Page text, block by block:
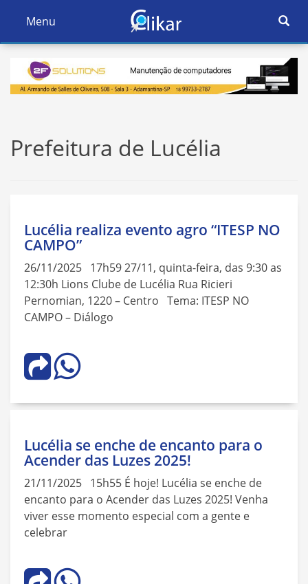
Ativar
Navegação
Menu
Ativar
Prefeitura de Lucélia
Lucélia realiza evento agro “ITESP NO
CAMPO”
26/11/2025 17h59 27/11, quinta-feira, das 9:30 as
12:30h Lions Clube de Lucélia Rua Ricieri
Pernomian, 1220 – Centro Tema: ITESP NO
CAMPO – Diálogo
Lucélia se enche de encanto para o
Acender das Luzes 2025!
21/11/2025 15h55 É hoje! Lucélia se enche de
encanto para o Acender das Luzes 2025! Venha
viver esse momento especial com a gente e
celebrar